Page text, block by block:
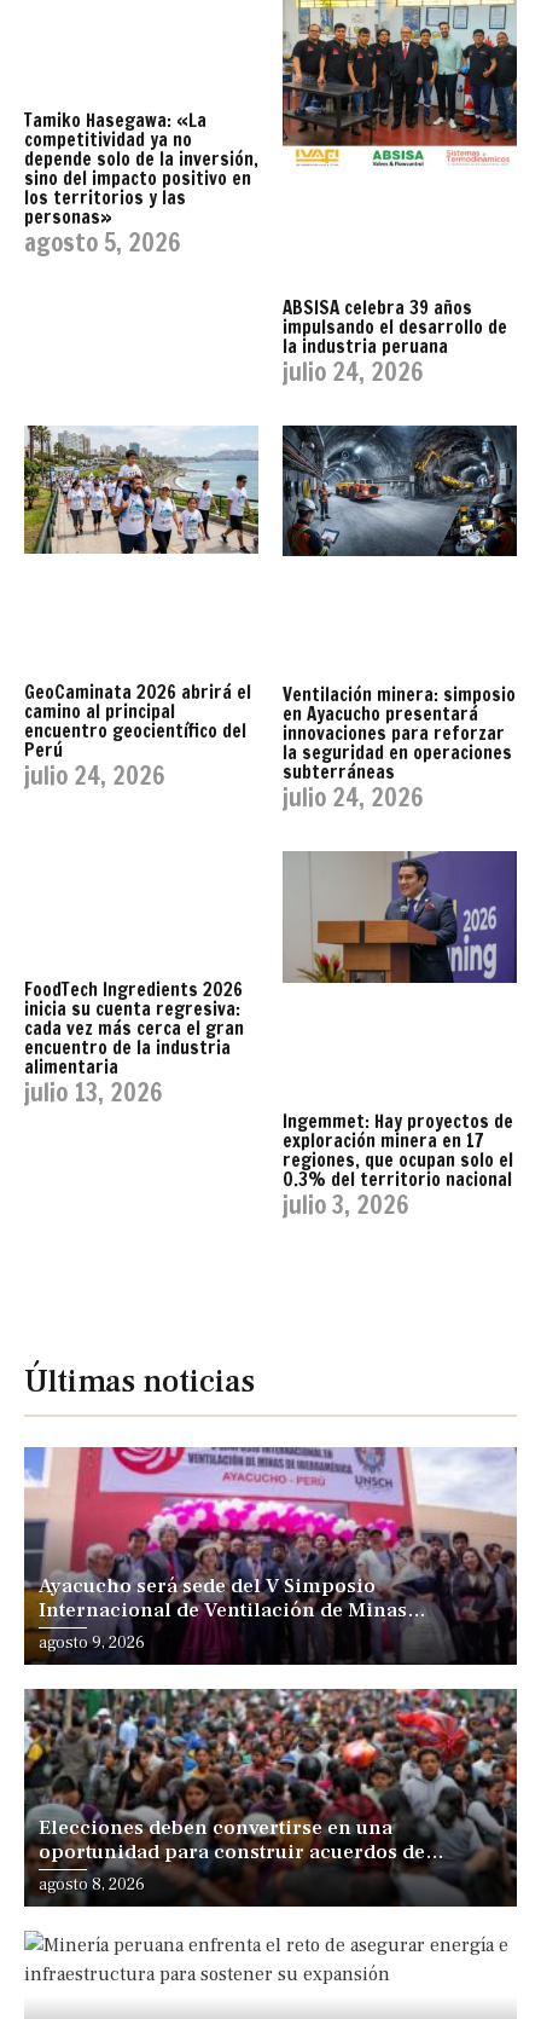
Tamiko Hasegawa: «La
competitividad ya no
depende solo de la inversión,
sino del impacto positivo en
los territorios y las
personas»
agosto 5, 2026
ABSISA celebra 39 años
impulsando el desarrollo de
la industria peruana
julio 24, 2026
GeoCaminata 2026 abrirá el
camino al principal
encuentro geocientífico del
Perú
julio 24, 2026
Ventilación minera: simposio
en Ayacucho presentará
innovaciones para reforzar
la seguridad en operaciones
subterráneas
julio 24, 2026
FoodTech Ingredients 2026
inicia su cuenta regresiva:
cada vez más cerca el gran
encuentro de la industria
alimentaria
julio 13, 2026
Ingemmet: Hay proyectos de
exploración minera en 17
regiones, que ocupan solo el
0.3% del territorio nacional
julio 3, 2026
Últimas noticias
Ayacucho será sede del V Simposio
Internacional de Ventilación de Minas
Iberoamérica
agosto 9, 2026
Elecciones deben convertirse en una
oportunidad para construir acuerdos de
desarrollo, sostiene especialista
agosto 8, 2026